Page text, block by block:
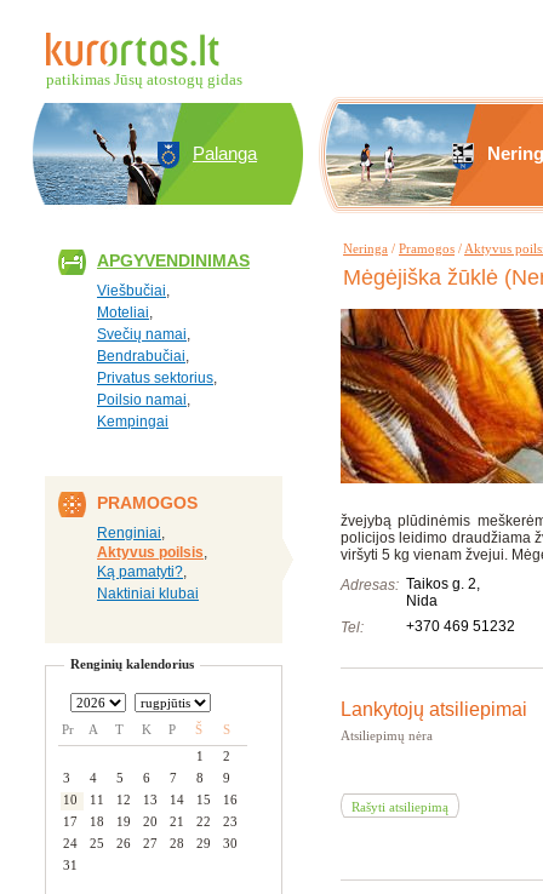
patikimas Jūsų atostogų gidas
Palanga
APGYVENDINIMAS
Viešbučiai,
Moteliai,
Svečių namai,
Bendrabučiai,
Privatus sektorius,
Poilsio namai,
Kempingai
PRAMOGOS
Renginiai,
Aktyvus poilsis,
Ką pamatyti?,
Naktiniai klubai
Renginių kalendorius
Pr A T K P Š
S
1
2
3
4 5 6 7 8
9
10
11 12 13 14 15
16
17
18 19 20 21 22
23
24
25 26 27 28 29
30
31
Neringa / Pramogos / Aktyvus
Mėgėjiška žūklė
žvejybą plūdinėmis
policijos leidimo draudžiama
viršyti 5 kg vienam žvejui.
Adresas: Taikos g. 2,
Nida
Tel:
+370 469 51232
Lankytojų atsiliepimai
Atsiliepimų nėra
Rašyti atsiliepimą